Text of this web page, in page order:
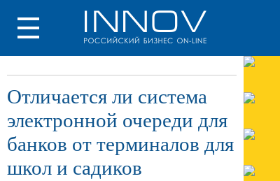
Отличается ли система
электронной очереди для
банков от терминалов для
школ и садиков